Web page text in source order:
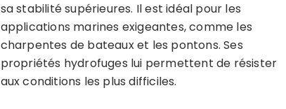
sa stabilité supérieures. Il est idéal pour les
applications marines exigeantes, comme les
charpentes de bateaux et les pontons. Ses
propriétés hydrofuges lui permettent de résister
aux conditions les plus difficiles.